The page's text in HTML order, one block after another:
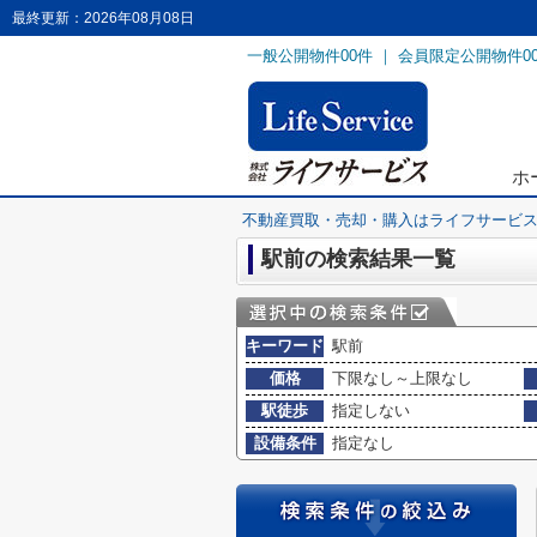
最終更新：2026年08月08日
一般公開物件00件 ｜ 会員限定公開物件
ホ
不動産買取・売却・購入はライフサービス
駅前の検索結果一覧
キーワード 駅前
価格
下限なし～上限なし
駅徒歩
指定しない
設備条件
指定なし